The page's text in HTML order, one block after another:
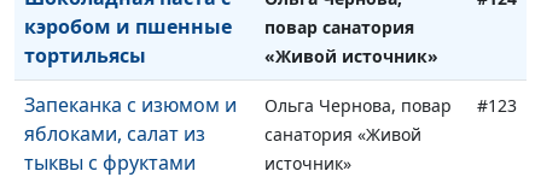
кэробом и пшенные
тортильясы
повар санатория
«Живой источник»
Запеканка с изюмом и
яблоками, салат из
тыквы с фруктами
Ольга Чернова, повар
санатория «Живой
источник»
#123